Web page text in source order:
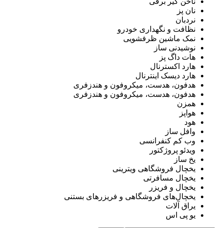
نان پز
نردبان
نظافت و نگهداری خودرو
نمک ماشین ظرفشویی
نوشیدنی ساز
هات داگ پز
هارد اکسترنال
هارد دیسک اینترنال
هدفون، هدست، میکروفون و هندزفری
هدفون، هدست، میکروفون و هندزفری
همزن
هواپز
هود
وافل ساز
وب کم کنفرانسی
ویدئو پروژکتور
یخ ساز
یخچال فروشگاهی ویترینی
یخچال مسافرتی
یخچال و فریزر
یخچال‌های فروشگاهی و فریزرهای بستنی
یراق آلات
یو پی اس